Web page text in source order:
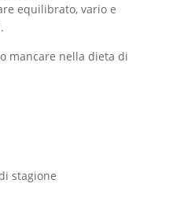
equilibrato, vario e
mancare nella dieta di
stagione